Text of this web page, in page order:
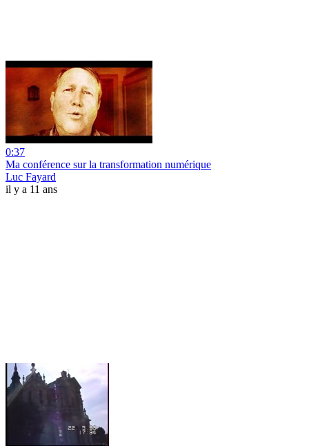
0:37
Ma conférence sur la transformation numérique
Luc Fayard
il y a 11 ans